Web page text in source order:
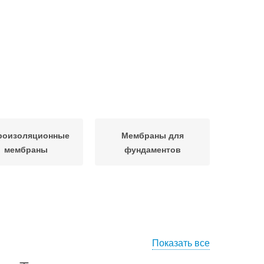
мембраны
Мембраны для
фундаментов
Показать все